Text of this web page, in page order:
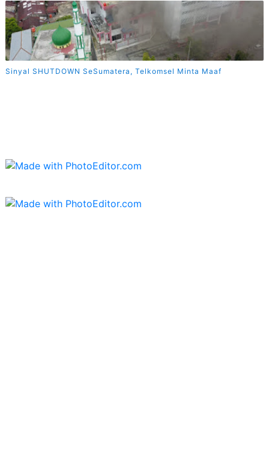
Sinyal SHUTDOWN SeSumatera, Telkomsel Minta Maaf